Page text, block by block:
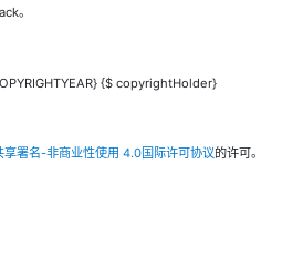
。
{$ copyrightHolder}
享署名-非商业性使用 4.0国际许可协议的许可。